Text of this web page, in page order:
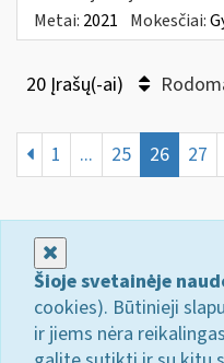
Metai: 2021 Mokesčiai:
20 Įrašų(-ai)
1 ... 25 26 27
Šioje svetainėje
cookies). Būtinieji
ir jiems nėra